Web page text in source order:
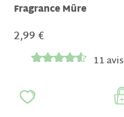
Fragrance Mûre
2,99 €
11 avis